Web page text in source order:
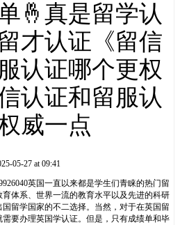
🤞真是留学认
才认证《留信
认证哪个更权
认证和留服认
威一点
05-27 at 09:41
英国一直以来都是学生们青睐的热门留
体系、世界一流的教育水平以及先进的科研
留学国家的不二选择。当然，对于在英国留
要办理英国学认证。但是，只有成绩单和毕